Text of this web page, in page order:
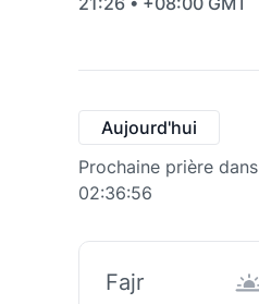
Aujourd'hui
Prochaine prière dans
02:36:55
Fajr